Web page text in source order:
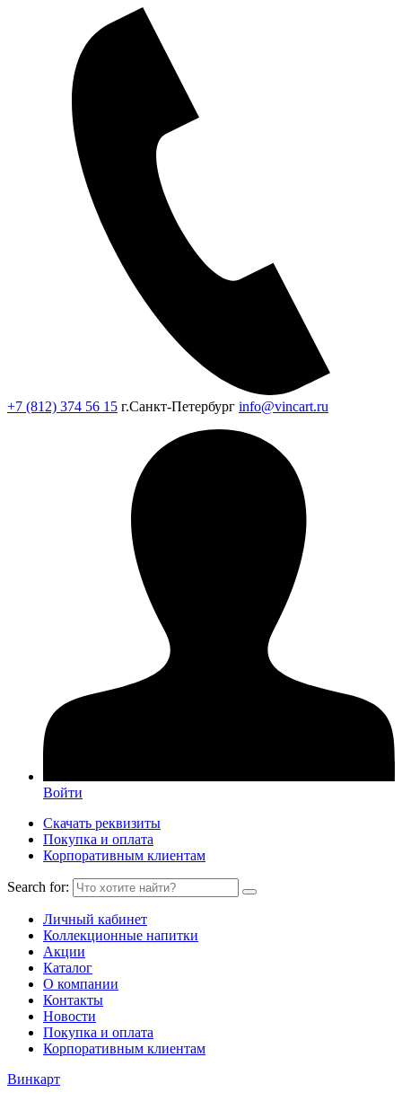
+7 (812) 374 56 15 г.Санкт-Петербург info@vincart.ru
Войти
Скачать реквизиты
Покупка и оплата
Корпоративным клиентам
Search for:
Личный кабинет
Коллекционные напитки
Акции
Каталог
О компании
Контакты
Новости
Покупка и оплата
Корпоративным клиентам
Винкарт